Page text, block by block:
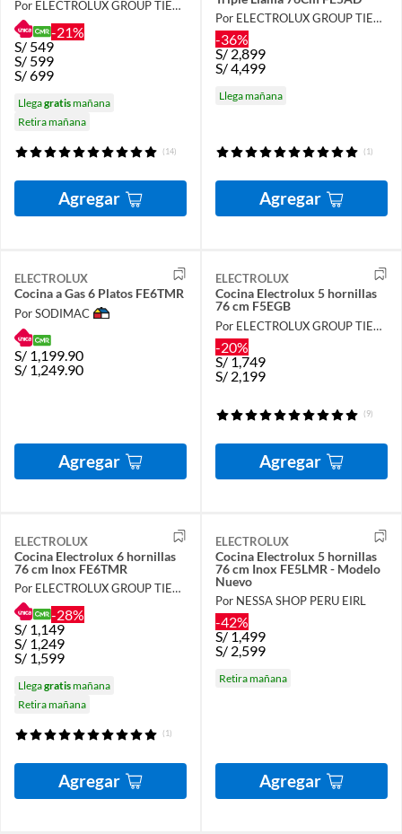
Por ELECTROLUX GROUP TIENDA OFICIAL
-21%
S/ 549
S/ 599
S/699
Llegagratismañana
Retira mañana
(14)
Agregar
Por ELECTROLUX GROUP TIENDA OFICIAL
-36%
S/ 2,899
S/4,499
Llega mañana
(1)
Agregar
ELECTROLUX
Cocina a Gas 6 Platos FE6TMR
Por SODIMAC
S/ 1,199.90
S/ 1,249.90
Agregar
ELECTROLUX
Cocina Electrolux 5 hornillas
76 cm F5EGB
Por ELECTROLUX GROUP TIENDA OFICIAL
-20%
S/1,749
S/ 2,199
(9)
Agregar
ELECTROLUX
Cocina Electrolux 6 hornillas
76 cm Inox FE6TMR
Por ELECTROLUX GROUP TIENDA OFICIAL
-28%
S/ 1,149
S/ 1,249
S/ 1,599
Llegagratismañana
Retira mañana
(1)
Agregar
ELECTROLUX
Cocina Electrolux 5 hornillas
76 cm Inox FE5LMR - Modelo
Nuevo
Por NESSA SHOP PERU EIRL
-42%
S/1,499
S/ 2,599
Retira mañana
Agregar